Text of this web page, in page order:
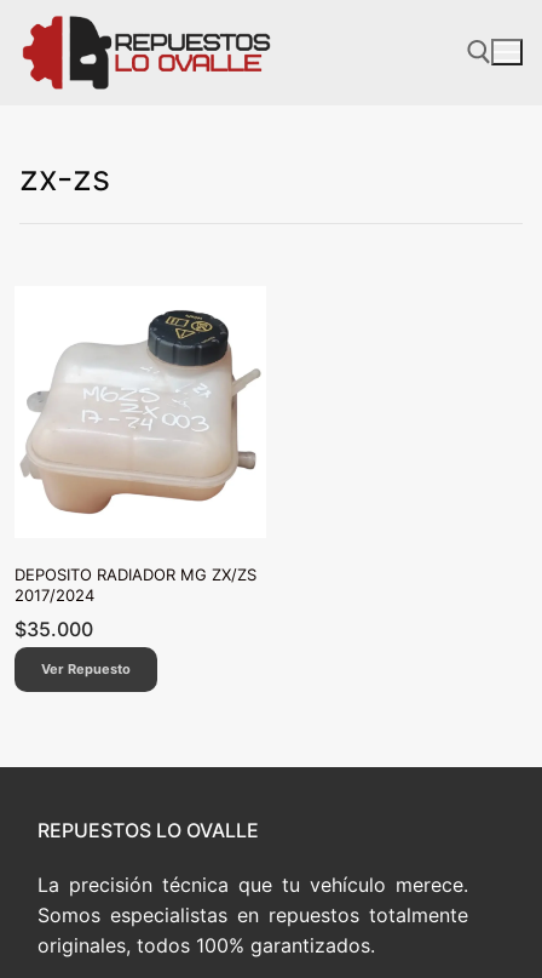
contenido
zx-zs
DEPOSITO RADIADOR MG ZX/ZS
2017/2024
$35.000
Ver Repuesto
REPUESTOS LO OVALLE
La precisión técnica que tu vehículo merece.
Somos especialistas en repuestos totalmente
originales, todos 100% garantizados.